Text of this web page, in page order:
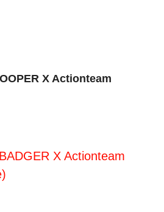
X Actionteam